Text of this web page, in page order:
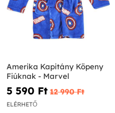
Amerika Kapitány Köpeny
Fiúknak - Marvel
5 590 Ft‎ 12 990 Ft‎
ELÉRHETŐ